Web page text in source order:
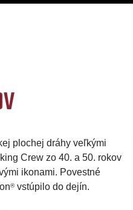
plochej dráhy veľkými
Crew zo 40. a 50. rokov
ikonami. Povestné
®vstúpilo do dejín.